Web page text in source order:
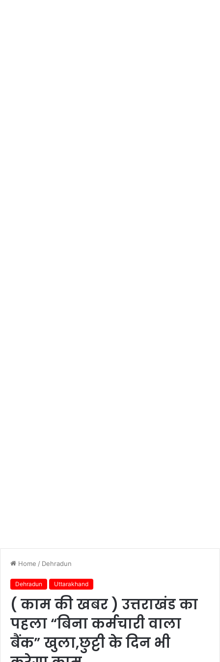
Home / Dehradun
Dehradun Uttarakhand
( काम की खबर ) उत्तराखंड का
पहला “बिना कर्मचारी वाला
बैंक” खुला,छुट्टी के दिन भी